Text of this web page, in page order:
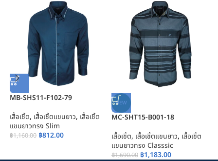
MB-SHS11-F102-79
เสื้อเชิ้ต, เสื้อเชิ้ตแขนยาว, เสื้อเชิ้ต
แขนยาวทรง Slim
฿1,160.00 ฿812.00
NEW
MC-SHT15-B001-18
เสื้อเชิ้ต, เสื้อเชิ้ตแขนยาว, เสื้อเชิ้ต
แขนยาวทรง Classsic
฿1,690.00 ฿1,183.00